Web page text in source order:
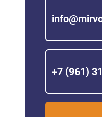
+7 (961)